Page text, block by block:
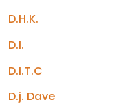
D.H.K.
D.I.
D.I.T.C
D.j. Dave